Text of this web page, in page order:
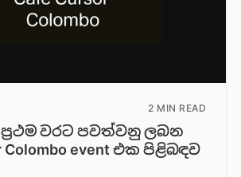
2 MIN READ
ප්‍රථම වරට පවත්වනු ලබන
Colombo event එක පිළිබඳව